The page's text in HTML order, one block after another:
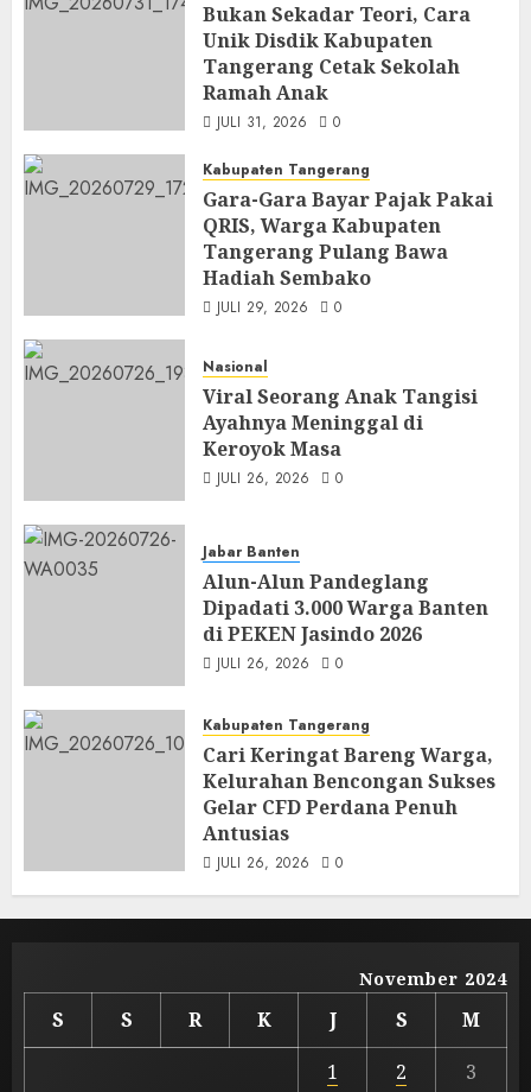
Bukan Sekadar Teori, Cara
Unik Disdik Kabupaten
Tangerang Cetak Sekolah
Ramah Anak
JULI 31, 2026 0
Kabupaten Tangerang
Gara-Gara Bayar Pajak Pakai
QRIS, Warga Kabupaten
Tangerang Pulang Bawa
Hadiah Sembako
JULI 29, 2026 0
Nasional
Viral Seorang Anak Tangisi
Ayahnya Meninggal di
Keroyok Masa
JULI 26, 2026 0
Jabar Banten
Alun-Alun Pandeglang
Dipadati 3.000 Warga Banten
di PEKEN Jasindo 2026
JULI 26, 2026 0
Kabupaten Tangerang
Cari Keringat Bareng Warga,
Kelurahan Bencongan Sukses
Gelar CFD Perdana Penuh
Antusias
JULI 26, 2026 0
November 2024
S S R K J S
M
1
2 3